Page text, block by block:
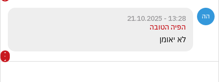
13:28 - 21.10.2025
הפיה הטובה
לא יאומן